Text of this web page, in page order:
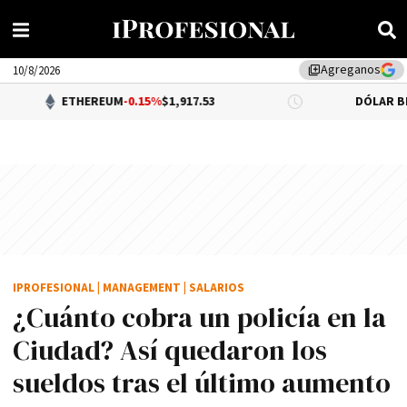
library_addAgreganos
10/8/2026
-0.15%$1,917.53 DÓLAR BNA $1,520.00
¿Cuánto cobra un policía en la
Ciudad? Así quedaron los
sueldos tras el último aumento
IPROFESIONAL MANAGEMENT SALARIOS